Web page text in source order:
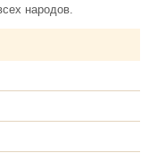
народов.